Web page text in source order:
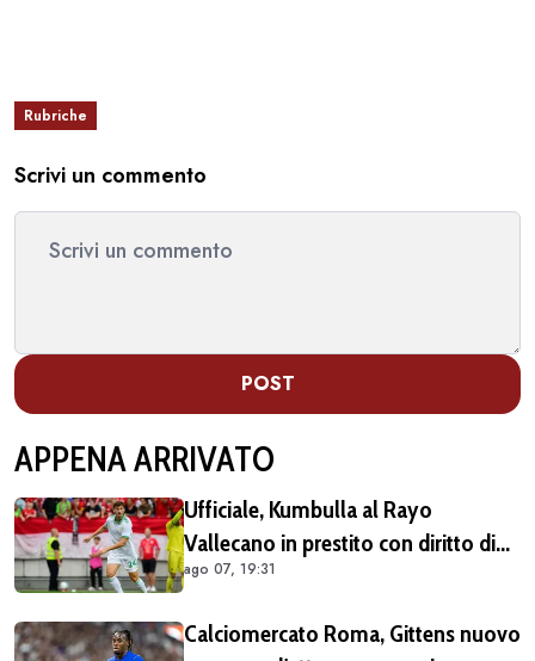
Rubriche
Scrivi un commento
POST
APPENA ARRIVATO
Ufficiale, Kumbulla al Rayo
Vallecano in prestito con diritto di
riscatto (COMUNICATO)
ago 07, 19:31
Calciomercato Roma, Gittens nuovo